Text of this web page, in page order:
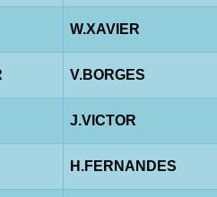
W.XAVIER
V.BORGES
J.VICTOR
H.FERNANDES